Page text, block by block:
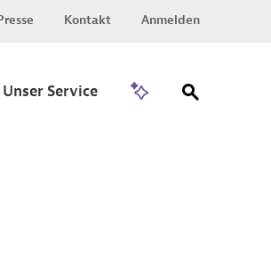
Kontakt Anmelden
Unser Service